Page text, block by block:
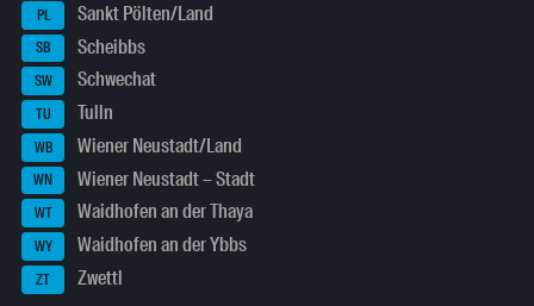
PL Sankt Pölten/Land
SB Scheibbs
SW Schwechat
TU Tulln
WB Wiener Neustadt/Land
WN Wiener Neustadt – Stadt
WT Waidhofen an der Thaya
WY Waidhofen an der Ybbs
ZT Zwettl